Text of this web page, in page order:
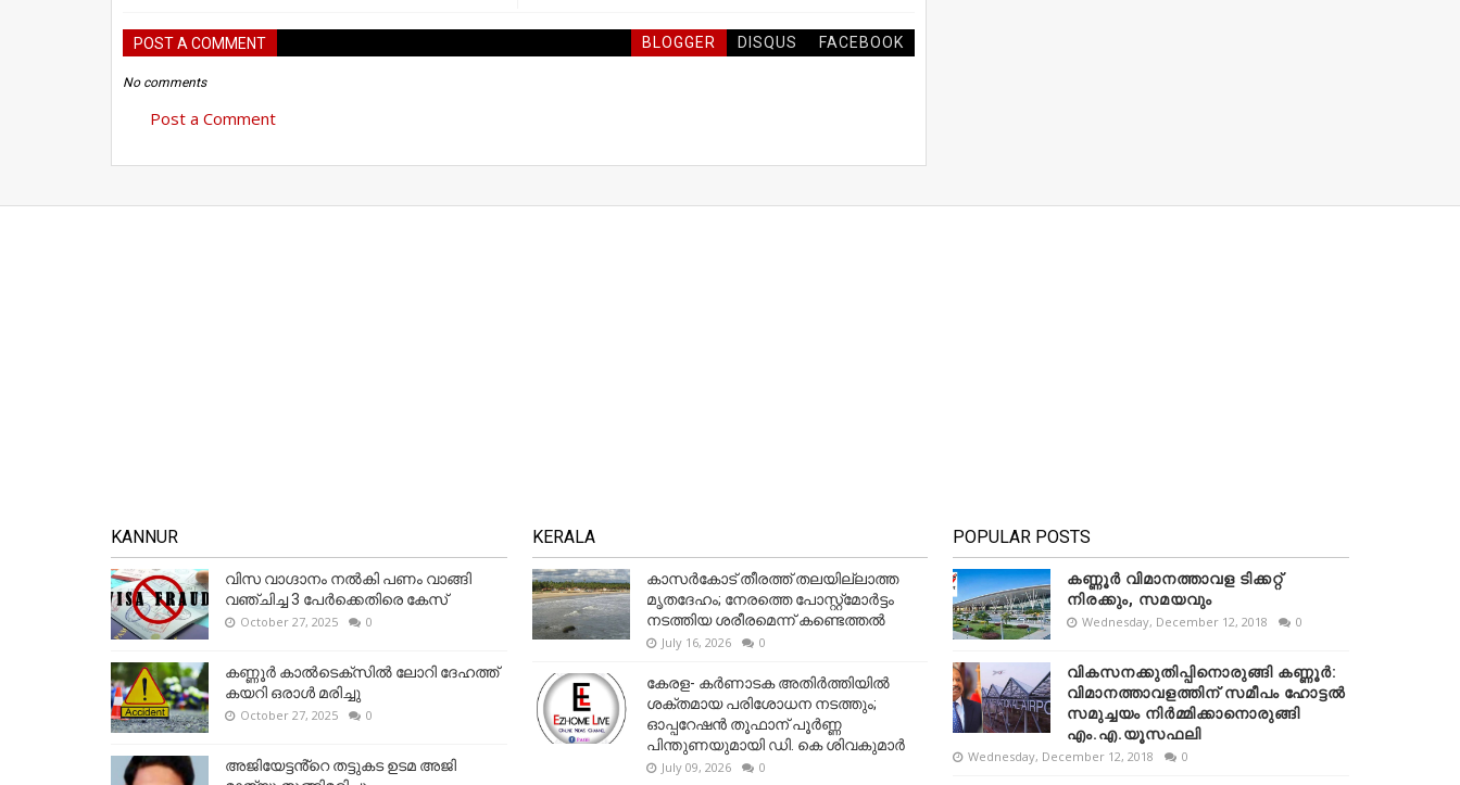
POST A COMMENT BLOGGER DISQUS FACEBOOK
No comments
Post a Comment
KANNUR
വിസ വാഗ്ദാനം നൽകി പണം വാങ്ങി
വഞ്ചിച്ച 3 പേർക്കെതിരെ കേസ്
October 27, 2025 0
കണ്ണൂര്‍ കാല്‍ടെക്‌സില്‍ ലോറി ദേഹത്ത്
കയറി ഒരാള്‍ മരിച്ചു
October 27, 2025 0
അജിയേട്ടൻ്റെ തട്ടുകട ഉടമ അജി
KERALA
കാസർകോട് തീരത്ത് തലയില്ലാത്ത
മൃതദേഹം; നേരത്തെ പോസ്റ്റ്‌മോർട്ടം
നടത്തിയ ശരീരമെന്ന് കണ്ടെത്തൽ
July 16, 2026 0
കേരള- കർണാടക അതിർത്തിയിൽ
ശക്തമായ പരിശോധന നടത്തും;
ഓപ്പറേഷൻ തൂഫാന് പൂർണ്ണ
പിന്തുണയുമായി ഡി. കെ ശിവകുമാർ
July 09, 2026 0
POPULAR POSTS
കണ്ണൂർ വിമാനത്താവള ടിക്കറ്റ്
നിരക്കും, സമയവും
Wednesday, December 12, 2018 0
വികസനക്കുതിപ്പിനൊരുങ്ങി കണ്ണൂർ:
വിമാനത്താവളത്തിന് സമീപം ഹോട്ടൽ
സമുച്ചയം നിർമ്മിക്കാനൊരുങ്ങി
എം.എ.യൂസഫലി
Wednesday, December 12, 2018 0